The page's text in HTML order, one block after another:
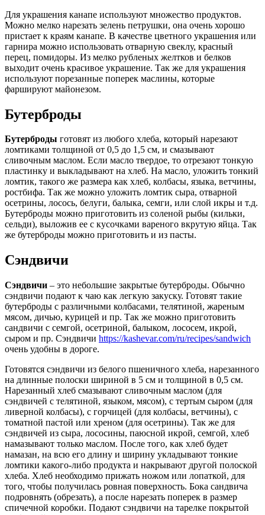
Для украшения канапе используют множество продуктов.
Можно мелко нарезать зелень петрушки, она очень хорошо
пристает к краям канапе. В качестве цветного украшения или
гарнира можно использовать отварную свеклу, красный
перец, помидоры. Из мелко рубленых желтков и белков
выходит очень красивое украшение. Так же для украшения
используют порезанные поперек маслины, которые
фаршируют майонезом.
Бутерброды
Бутерброды готовят из любого хлеба, который нарезают
ломтиками толщиной от 0,5 до 1,5 см, и смазывают
сливочным маслом. Если масло твердое, то отрезают тонкую
пластинку и выкладывают на хлеб. На масло, уложить тонкий
ломтик, такого же размера как хлеб, колбасы, языка, ветчины,
ростбифа. Так же можно уложить ломтик сыра, отварной
осетрины, лосось, белуги, балыка, семги, или слой икры и т.д.
Бутерброды можно приготовить из соленой рыбы (кильки,
сельди), выложив ее с кусочками вареного вкрутую яйца. Так
же бутерброды можно приготовить и из пасты.
Сэндвичи
Сэндвичи – это небольшие закрытые бутерброды. Обычно
сэндвичи подают к чаю как легкую закуску. Готовят такие
бутерброды с различными колбасами, телятиной, жареным
мясом, дичью, курицей и пр. Так же можно приготовить
сандвичи с семгой, осетриной, балыком, лососем, икрой,
сыром и пр. Сэндвичи https://kashevar.com/ru/recipes/sandwich
очень удобны в дороге.
Готовятся сэндвичи из белого пшеничного хлеба, нарезанного
на длинные полоски шириной в 5 см и толщиной в 0,5 см.
Нарезанный хлеб смазывают сливочным маслом (для
сэндвичей с телятиной, языком, мясом), с тертым сыром (для
ливерной колбасы), с горчицей (для колбасы, ветчины), с
томатной пастой или хреном (для осетрины). Так же для
сэндвичей из сыра, лососины, паюсной икрой, семгой, хлеб
намазывают только маслом. После того, как хлеб будет
намазан, на всю его длину и ширину укладывают тонкие
ломтики какого-либо продукта и накрывают другой полоской
хлеба. Хлеб необходимо прижать ножом или лопаткой, для
того, чтобы получилась ровная поверхность. Бока сандвича
подровнять (обрезать), а после нарезать поперек в размер
спичечной коробки. Подают сэндвичи на тарелке покрытой